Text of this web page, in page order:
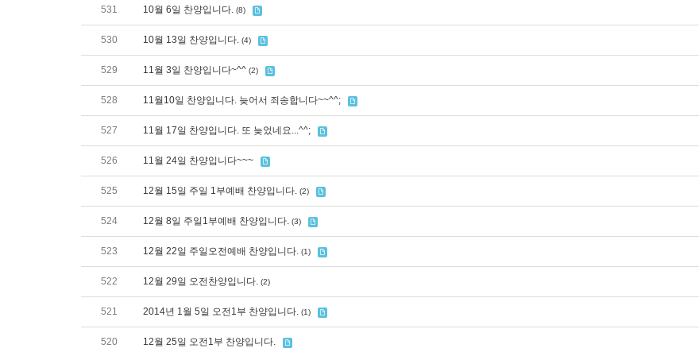
531 10월 6일 찬양입니다. (8)
530 10월 13일 찬양입니다. (4)
529 11월 3일 찬양입니다~^^ (2)
528 11월10일 찬양입니다. 늦어서 죄송합니다~~^^;
527 11월 17일 찬양입니다. 또 늦었네요...^^;
526 11월 24일 찬양입니다~~~
525 12월 15일 주일 1부예배 찬양입니다. (2)
524 12월 8일 주일1부예배 찬양입니다. (3)
523 12월 22일 주일오전예배 찬양입니다. (1)
522 12월 29일 오전찬양입니다. (2)
521 2014년 1월 5일 오전1부 찬양입니다. (1)
520 12월 25일 오전1부 찬양입니다.